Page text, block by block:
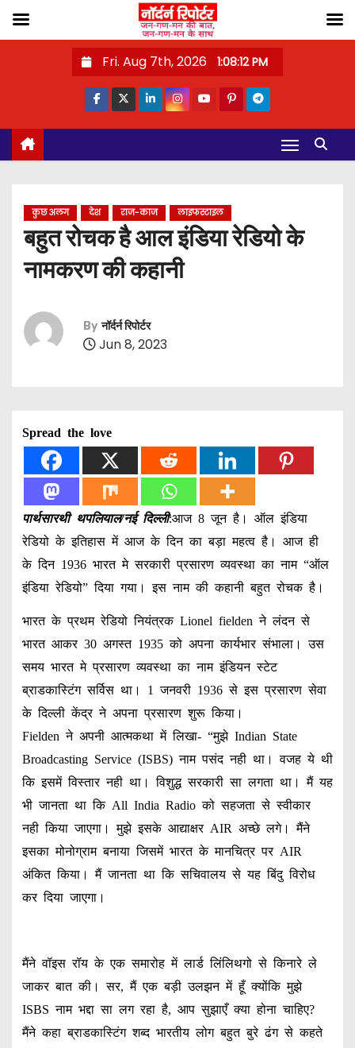
o
Fri. Aug 7th, 2026 1:08:13 PM
कुछ अलग देश राज-काज लाइफस्टाइल
बहुत रोचक है आल इंडिया रेडियो के
नामकरण की कहानी
By नॉर्दर्न रिपोर्टर
Jun 8, 2023
Spread the love
पार्थसारथी थपलियाल/नई दिल्ली:आज 8 जून है। ऑल इंडिया
रेडियो के इतिहास में आज के दिन का बड़ा महत्व है। आज ही
के दिन 1936 भारत मे सरकारी प्रसारण व्यवस्था का नाम “ऑल
इंडिया रेडियो” दिया गया। इस नाम की कहानी बहुत रोचक है।
भारत के प्रथम रेडियो नियंत्रक Lionel fielden ने लंदन से
भारत आकर 30 अगस्त 1935 को अपना कार्यभार संभाला। उस
समय भारत मे प्रसारण व्यवस्था का नाम इंडियन स्टेट
ब्राडकास्टिंग सर्विस था। 1 जनवरी 1936 से इस प्रसारण सेवा
के दिल्ली केंद्र ने अपना प्रसारण शुरू किया।
Fielden ने अपनी आत्मकथा में लिखा- “मुझे Indian State
Broadcasting Service (ISBS) नाम पसंद नही था। वजह ये थी
कि इसमें विस्तार नही था। विशुद्ध सरकारी सा लगता था। मैं यह
भी जानता था कि All India Radio को सहजता से स्वीकार
नही किया जाएगा। मुझे इसके आद्याक्षर AIR अच्छे लगे। मैंने
इसका मोनोग्राम बनाया जिसमें भारत के मानचित्र पर AIR
अंकित किया। मैं जानता था कि सचिवालय से यह बिंदु विरोध
कर दिया जाएगा।
मैंने वॉइस रॉय के एक समारोह में लार्ड लिंलिथगो से किनारे ले
जाकर बात की। सर, मैं एक बड़ी उलझन में हूँ क्योंकि मुझे
ISBS नाम भद्दा सा लग रहा है, आप सुझाएँ क्या होना चाहिए?
मैंने कहा ब्राडकास्टिंग शब्द भारतीय लोग बहुत बुरे ढंग से कहते